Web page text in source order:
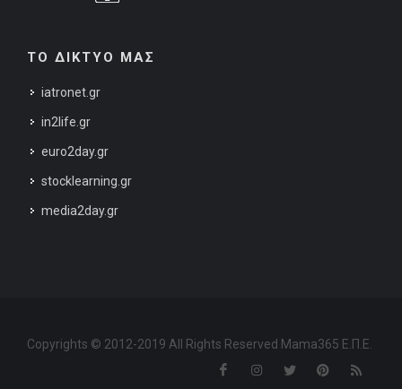
ΤΟ ΔΙΚΤΥΟ ΜΑΣ
iatronet.gr
in2life.gr
euro2day.gr
stocklearning.gr
media2day.gr
Copyrights © 2012-2019 All Rights Reserved Mama365 Ε.Π.Ε.